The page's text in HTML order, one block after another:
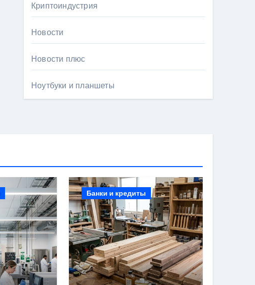
Криптоиндустрия
Новости
Новости плюс
Ноутбуки и планшеты
Банки и кредиты